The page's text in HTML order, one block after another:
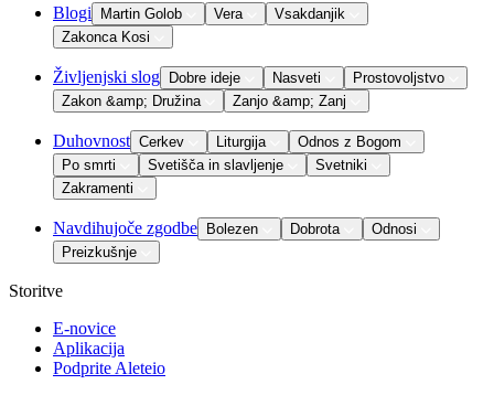
Blogi Martin Golob Vera
Vsakdanjik
Zakonca Kosi
Življenjski slog Dobre ideje Nasveti
Prostovoljstvo
Zakon &amp; Družina
Zanjo &amp; Zanj
Duhovnost Cerkev Liturgija
Odnos z Bogom
Po smrti
Svetišča in slavljenje
Svetniki
Zakramenti
Navdihujoče zgodbe Bolezen Dobrota
Odnosi
Preizkušnje
Storitve
E-novice
Aplikacija
Podprite Aleteio